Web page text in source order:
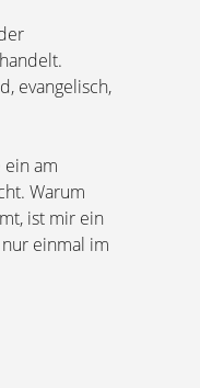
evangelisch,
am
Warum
ist mir ein
nur einmal im